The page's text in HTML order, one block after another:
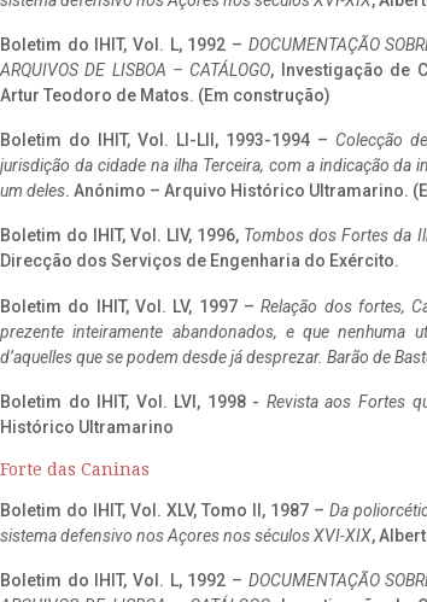
Boletim do IHIT, Vol. L, 1992 – DOCUMENTAÇÃO
ARQUIVOS DE LISBOA – CATÁLOGO, Investigação de
Artur Teodoro de Matos. (Em construção)
Boletim do IHIT, Vol. LI-LII, 1993-1994 – Colecção
jurisdição da cidade na ilha Terceira, com a indicação
um deles. Anónimo – Arquivo Histórico Ultramarino.
Boletim do IHIT, Vol. LIV, 1996, Tombos dos Fortes da
Direcção dos Serviços de Engenharia do Exército.
Boletim do IHIT, Vol. LV, 1997 –Relação dos fortes,
prezente inteiramente abandonados, e que nenhuma
d’aquelles que se podem desde já desprezar. Barão de
Boletim do IHIT, Vol. LVI, 1998 - Revista aos Fortes
Histórico Ultramarino
Forte das Caninas
Boletim do IHIT, Vol. XLV, Tomo II, 1987 – Da
sistema defensivo nos Açores nos séculos XVI-XIX,
Boletim do IHIT, Vol. L, 1992 – DOCUMENTAÇÃO